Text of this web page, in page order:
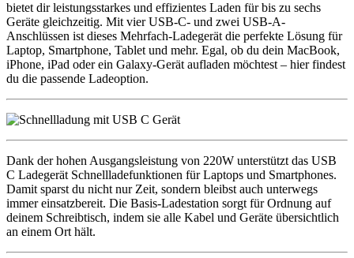
bietet dir leistungsstarkes und effizientes Laden für bis zu sechs
Geräte gleichzeitig. Mit vier USB-C- und zwei USB-A-
Anschlüssen ist dieses Mehrfach-Ladegerät die perfekte Lösung für
Laptop, Smartphone, Tablet und mehr. Egal, ob du dein MacBook,
iPhone, iPad oder ein Galaxy-Gerät aufladen möchtest – hier findest
du die passende Ladeoption.
Dank der hohen Ausgangsleistung von 220W unterstützt das USB
C Ladegerät Schnellladefunktionen für Laptops und Smartphones.
Damit sparst du nicht nur Zeit, sondern bleibst auch unterwegs
immer einsatzbereit. Die Basis-Ladestation sorgt für Ordnung auf
deinem Schreibtisch, indem sie alle Kabel und Geräte übersichtlich
an einem Ort hält.